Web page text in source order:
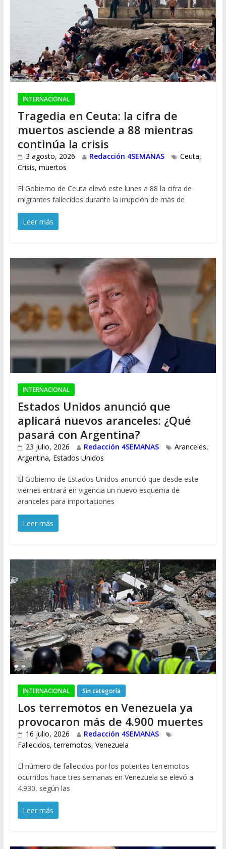
INTERNACIONAL
Tragedia en Ceuta: la cifra de
muertos asciende a 88 mientras
continúa la crisis
3 agosto, 2026 Redacción 4SEMANAS Ceuta,
Crisis, muertos
El Gobierno de Ceuta elevó este lunes a 88 la cifra de
migrantes fallecidos durante la irrupción de más de
Leer más
INTERNACIONAL
Estados Unidos anunció que
aplicará nuevos aranceles: ¿Qué
pasará con Argentina?
23 julio, 2026 Redacción 4SEMANAS Aranceles,
Argentina, Estados Unidos
El Gobierno de Estados Unidos anunció que desde este
viernes entrará en vigencia un nuevo esquema de
aranceles para importaciones
Leer más
INTERNACIONAL Sin categoría
Los terremotos en Venezuela ya
provocaron más de 4.900 muertes
16 julio, 2026
Redacción 4SEMANAS
Fallecidos,terremotos, Venezuela
El número de fallecidos por los potentes terremotos
ocurridos hace tres semanas en Venezuela se elevó a
4.930, según las
Leer más